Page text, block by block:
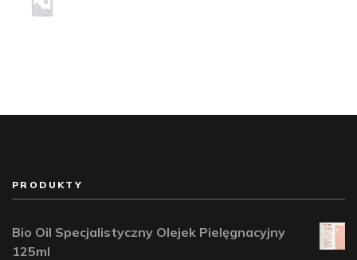
PRODUKTY
Bio Oil Specjalistyczny Olejek Pielęgnacyjny
125ml